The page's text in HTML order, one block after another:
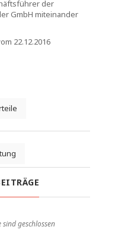
der
GmbH miteinander
22.12.2016
geschlossen